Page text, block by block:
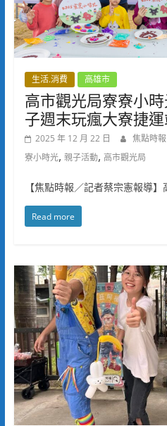
生活.消費 高雄市
高市觀光局寮寮小
子週末玩瘋大寮捷
2025 年 12 月 22 日 焦點時報
寮小時光, 親子活動, 高市觀光局
【焦點時報／記者蔡宗憲報導
Read more